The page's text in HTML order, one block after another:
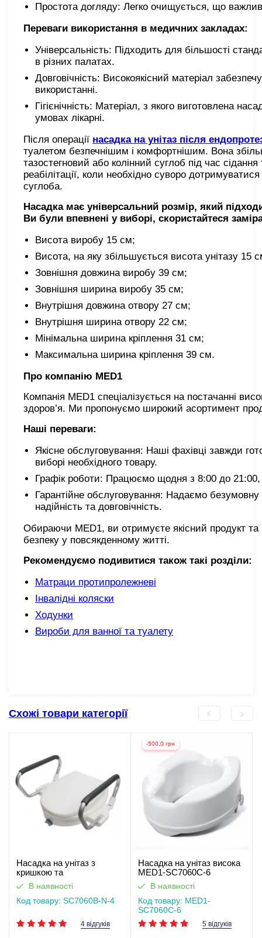
Простота догляду: Легко очищується, що
Переваги використання в медичних закладах:
Універсальність: Підходить для більшості
в різних палатах.
Довговічність: Високоякісний матеріал
використанні.
Гігієнічність: Матеріал, з якого виготовлена
умовах лікарні.
Після операції насадка на унітаз після
туалетом безпечнішим і комфортнішим. Вона
тазостегновий або колінний суглоб під час
реабілітації, коли необхідно суворо
суглоба.
Насадка має універсальний розмір, який
Ви були впевнені у виборі, скористайтеся
Висота виробу 15 см;
Висота, на яку збільшується висота унітазу 15
Зовнішня довжина виробу 39 см;
Зовнішня ширина виробу 35 см;
Внутрішня довжина отвору 27 см;
Внутрішня ширина отвору 22 см;
Мінімальна ширина кріплення 31 см;
Максимальна ширина кріплення 39 см.
Про компанію MED1
Компанія MED1 спеціалізується на постачанні
здоров’я. Ми пропонуємо широкий асортимент
Наші переваги:
Якісне обслуговування: Наші фахівці завжди
виборі необхідного товару.
Графік роботи: Працюємо щодня з 8:00 до 21:00,
Гарантійне обслуговування: Надаємо
надійність та довговічність.
Обираючи MED1, ви отримуєте якісний продукт
безпеку у повсякденному житті.
Рекомендуємо подивитися також такі розділи:
Матраци протипролежневі
Інвалідні коляски
Ходунки
Вироби для ванної та туалету
Схожі товари категорії
Насадка на унітаз з
кришкою та
підлокітниками SC7060B-
N-4
В наявності
Код товару: SC7060B-N-4
4 відгуків
-500,0 грн
Насадка на унітаз висока
MED1-SC7060C-6
В наявності
Код товару: MED1-
SC7060C-6
5 відгуків